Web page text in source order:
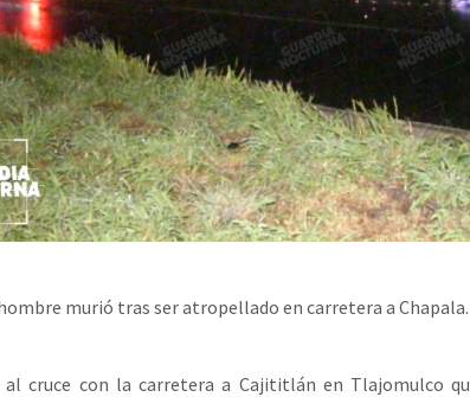
murió tras ser atropellado en carretera a Chapala.
al cruce con la carretera a Cajititlán en Tlajomulco